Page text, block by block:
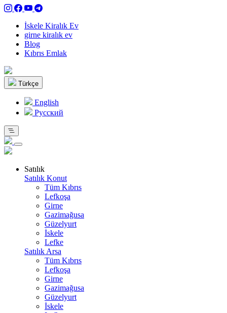
İskele Kiralık Ev
girne kiralık ev
Blog
Kıbrıs Emlak
Türkçe
English
Pусский
Satılık
Satılık Konut
Tüm Kıbrıs
Lefkoşa
Girne
Gazimağusa
Güzelyurt
İskele
Lefke
Satılık Arsa
Tüm Kıbrıs
Lefkoşa
Girne
Gazimağusa
Güzelyurt
İskele